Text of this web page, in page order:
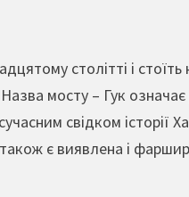
столітті і
мосту – Гук
свідком історії
є виявлена і